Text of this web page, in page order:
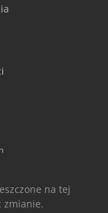
na tej
zmianie.